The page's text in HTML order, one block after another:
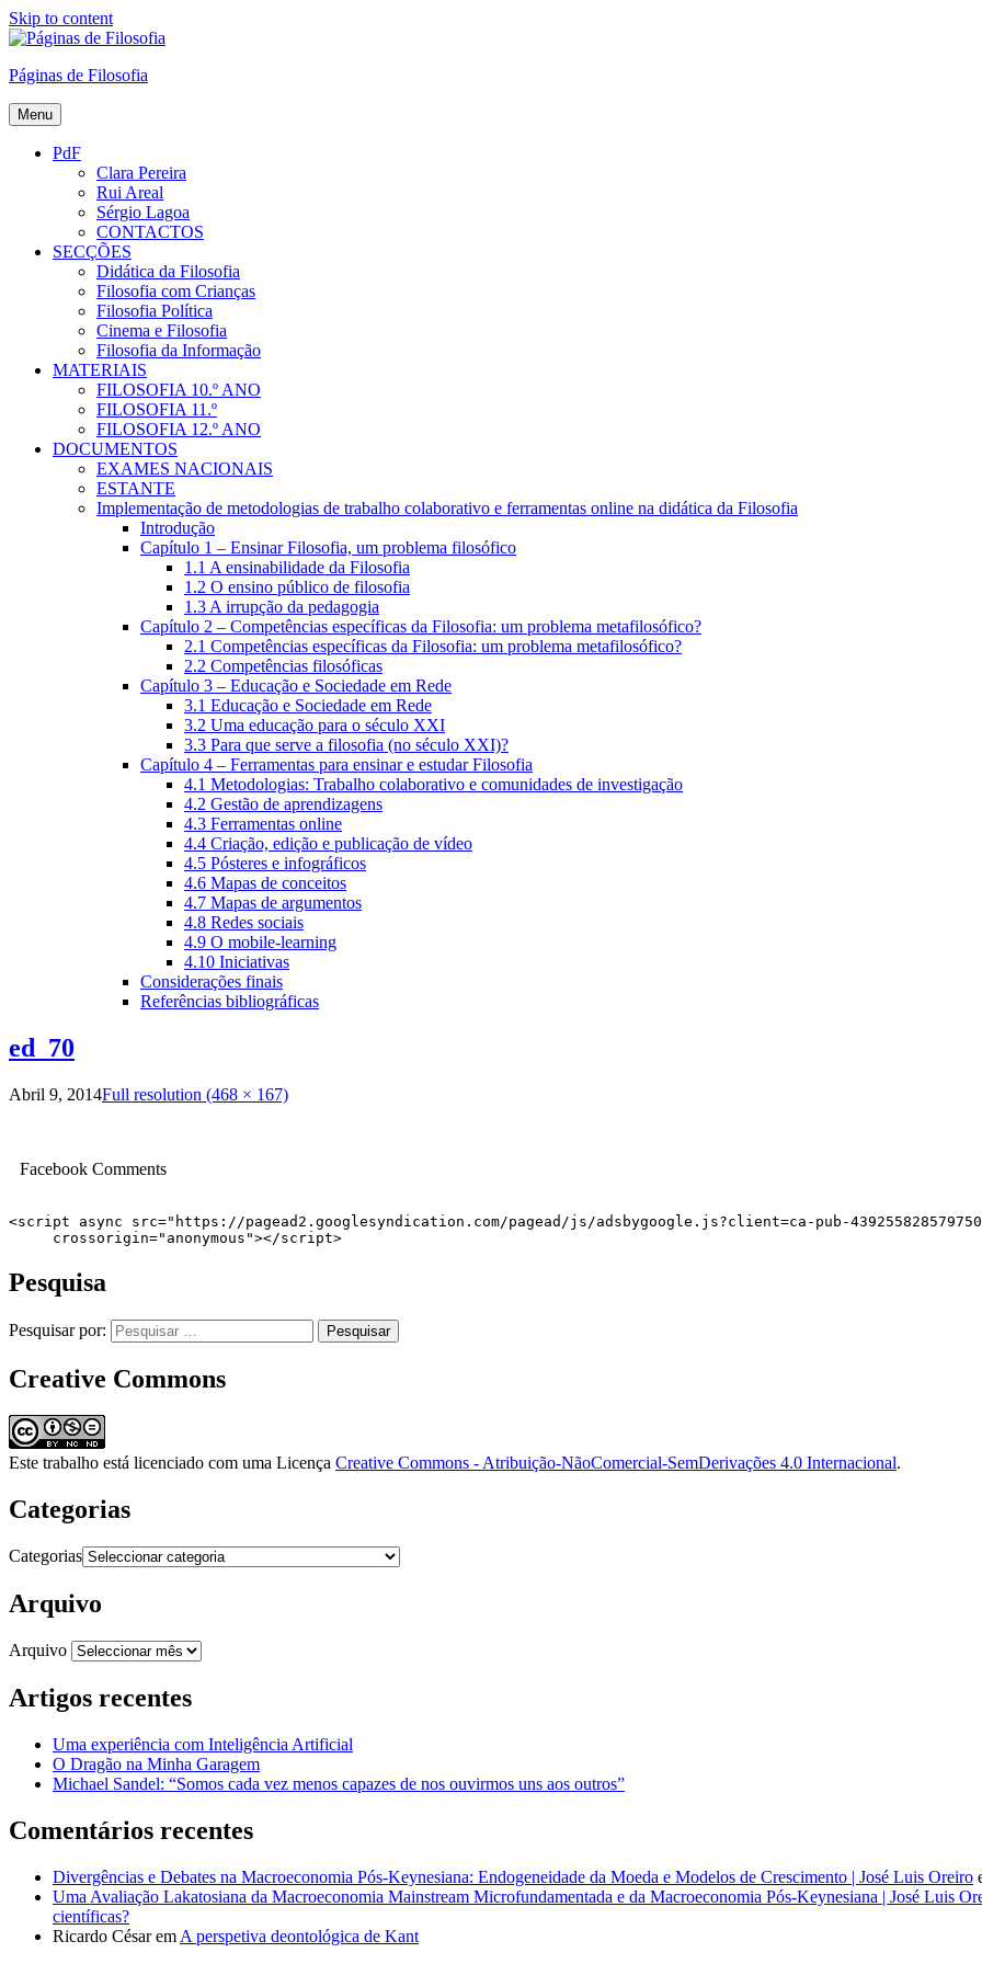
Skip to content
Páginas de Filosofia
Menu
PdF
Clara Pereira
Rui Areal
Sérgio Lagoa
CONTACTOS
SECÇÕES
Didática da Filosofia
Filosofia com Crianças
Filosofia Política
Cinema e Filosofia
Filosofia da Informação
MATERIAIS
FILOSOFIA 10.º ANO
FILOSOFIA 11.º
FILOSOFIA 12.º ANO
DOCUMENTOS
EXAMES NACIONAIS
ESTANTE
Implementação de metodologias de trabalho colaborativo e ferramentas online na didática da Filosofia
Introdução
Capítulo 1 – Ensinar Filosofia, um problema filosófico
1.1 A ensinabilidade da Filosofia
1.2 O ensino público de filosofia
1.3 A irrupção da pedagogia
Capítulo 2 – Competências específicas da Filosofia: um problema metafilosófico?
2.1 Competências específicas da Filosofia: um problema metafilosófico?
2.2 Competências filosóficas
Capítulo 3 – Educação e Sociedade em Rede
3.1 Educação e Sociedade em Rede
3.2 Uma educação para o século XXI
3.3 Para que serve a filosofia (no século XXI)?
Capítulo 4 – Ferramentas para ensinar e estudar Filosofia
4.1 Metodologias: Trabalho colaborativo e comunidades de investigação
4.2 Gestão de aprendizagens
4.3 Ferramentas online
4.4 Criação, edição e publicação de vídeo
4.5 Pósteres e infográficos
4.6 Mapas de conceitos
4.7 Mapas de argumentos
4.8 Redes sociais
4.9 O mobile-learning
4.10 Iniciativas
Considerações finais
Referências bibliográficas
ed_70
Abril 9, 2014Full resolution (468 × 167)
Facebook Comments
<script async src="https://pagead2.googlesyndication.com/pagead/js/adsbygoogle.js?client=ca-pub-
     crossorigin="anonymous"></script>
Pesquisa
Pesquisar por:
Creative Commons
Este trabalho está licenciado com uma Licença Creative Commons - Atribuição-NãoComercial-SemDerivações 4.0 Internacional.
Categorias
Categorias
Arquivo
Arquivo
Artigos recentes
Uma experiência com Inteligência Artificial
O Dragão na Minha Garagem
Michael Sandel: “Somos cada vez menos capazes de nos ouvirmos uns aos outros”
Comentários recentes
Divergências e Debates na Macroeconomia Pós-Keynesiana: Endogeneidade da Moeda e Modelos de Crescimento | José Luis Oreiro
Uma Avaliação Lakatosiana da Macroeconomia Mainstream Microfundamentada e da Macroeconomia Pós-Keynesiana | José Luis
científicas?
Ricardo Césarem A perspetiva deontológica de Kant